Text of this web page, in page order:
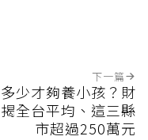
下一篇
少才夠養小孩？財
全台平均、這三縣
市超過250萬元